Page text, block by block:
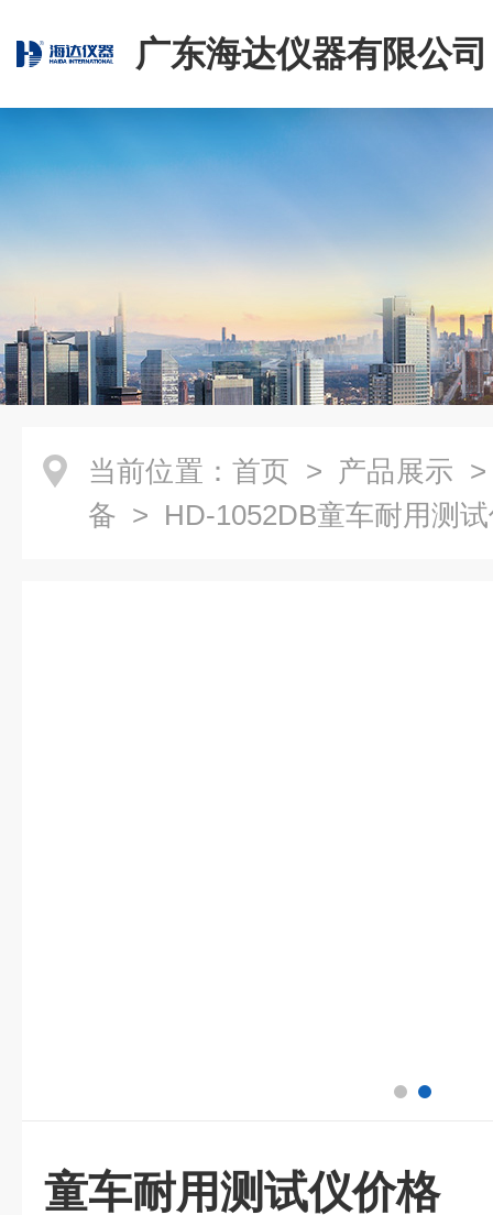
广东海达仪器有限公司
当前位置： 首页 > 产品展示
备 > HD-1052DB童车耐用测
童车耐用测试仪价格